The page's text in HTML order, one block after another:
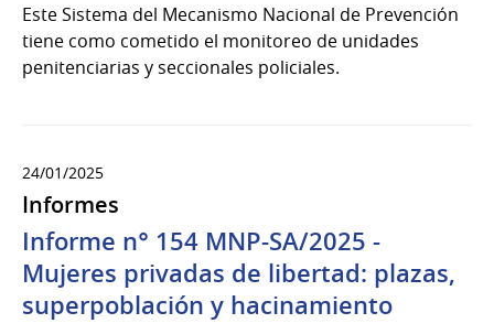
Este Sistema del Mecanismo Nacional de Prevención
tiene como cometido el monitoreo de unidades
penitenciarias y seccionales policiales.
24/01/2025
Informes
Informe n° 154 MNP-SA/2025 -
Mujeres privadas de libertad: plazas,
superpoblación y hacinamiento